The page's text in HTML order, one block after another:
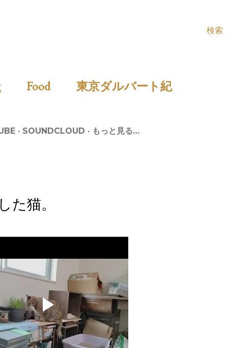
検索
Food 東京ダルバート紀
SOUNDCLOUD もっと見る…
た猫。